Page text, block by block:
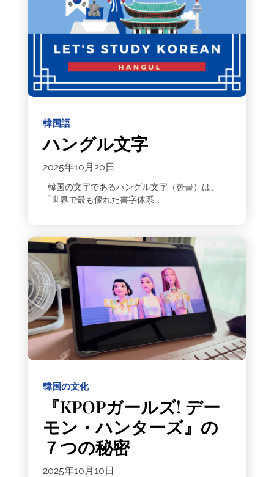
韓国語
ハングル文字
2025年10月20日
韓国の文字であるハングル文字（한글）は、
「世界で最も優れた書字体系...
韓国の文化
『KPOPガールズ! デー
モン・ハンターズ』の
７つの秘密
2025年10月10日